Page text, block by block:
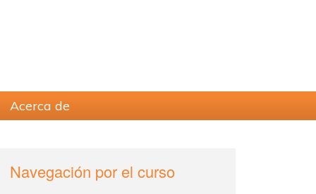
Acerca de
Sidebar
Navegación por el curso